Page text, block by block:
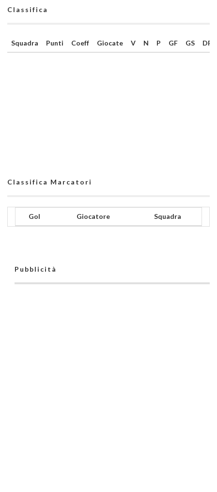
Classifica
Squadra Punti Coeff Giocate V N P GF GS DR
Classifica Marcatori
Gol Giocatore Squadra
Pubblicità